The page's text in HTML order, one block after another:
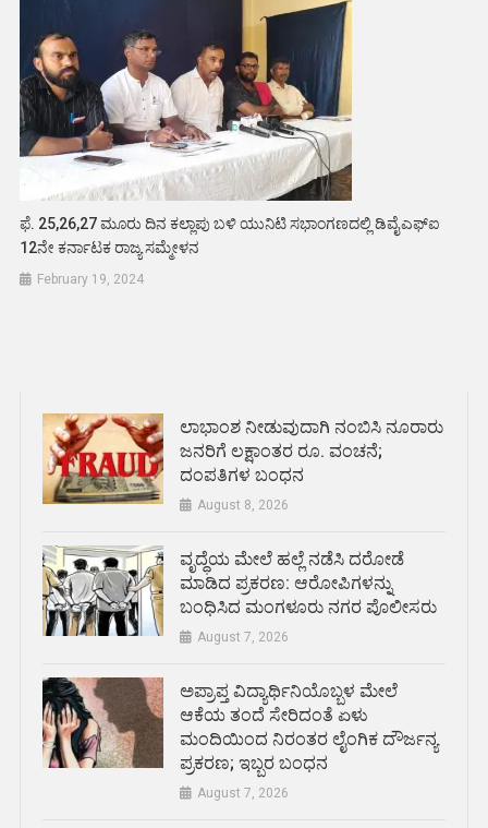
ಫೆ. 25,26,27 ಮೂರು ದಿನ ಕಲ್ಲಾಪು ಬಳಿ ಯುನಿಟಿ ಸಭಾಂಗಣದಲ್ಲಿ ಡಿವೈಎಫ್ಐ
12ನೇ ಕರ್ನಾಟಕ ರಾಜ್ಯ ಸಮ್ಮೇಳನ
February 19, 2024
ಲಾಭಾಂಶ ನೀಡುವುದಾಗಿ ನಂಬಿಸಿ ನೂರಾರು
ಜನರಿಗೆ ಲಕ್ಷಾಂತರ ರೂ. ವಂಚನೆ;
ದಂಪತಿಗಳ ಬಂಧನ
August 8, 2026
ವೃದ್ಧೆಯ ಮೇಲೆ ಹಲ್ಲೆ ನಡೆಸಿ ದರೋಡೆ
ಮಾಡಿದ ಪ್ರಕರಣ: ಆರೋಪಿಗಳನ್ನು
ಬಂಧಿಸಿದ ಮಂಗಳೂರು ನಗರ ಪೊಲೀಸರು
August 7, 2026
ಅಪ್ರಾಪ್ತ ವಿದ್ಯಾರ್ಥಿನಿಯೊಬ್ಬಳ ಮೇಲೆ
ಆಕೆಯ ತಂದೆ ಸೇರಿದಂತೆ ಏಳು
ಮಂದಿಯಿಂದ ನಿರಂತರ ಲೈಂಗಿಕ ದೌರ್ಜನ್ಯ
ಪ್ರಕರಣ; ಇಬ್ಬರ ಬಂಧನ
August 7, 2026